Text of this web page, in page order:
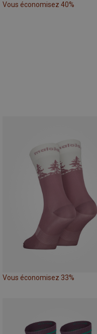
Vous économisez 40%
Vous économisez 33%